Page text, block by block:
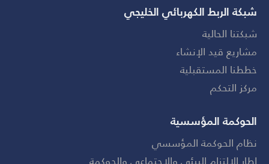
شبكة الربط الكهربائي الخليجي
شبكتنا الحالية
مشاريع قيد الإنشاء
خططنا المستقبلية
مركز التحكم
الحوكمة المؤسسية
نظام الحوكمة المؤسسي